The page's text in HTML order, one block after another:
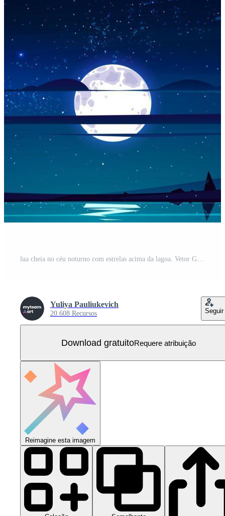
lua cheia no céu noturno com estrelas acima da lagoa. Vetor Grátis
Yuliya Pauliukevich
20.608 Recursos Seguir
Download gratuitoRequere atribuição
Reimagine esta imagem